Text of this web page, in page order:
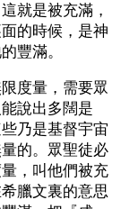
就是被充滿，
的時候，是神
豐滿。
度量，需要眾
說出多闊是
乃是基督宇宙
的。眾聖徒必
，叫他們被充
臘文裏的意思